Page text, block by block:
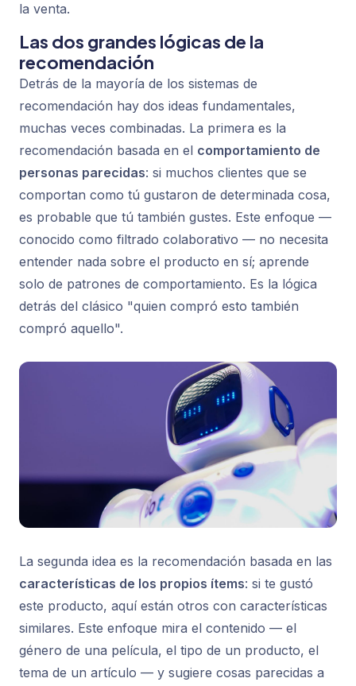
la venta.
Las dos grandes lógicas de la
recomendación
Detrás de la mayoría de los sistemas de
recomendación hay dos ideas fundamentales,
muchas veces combinadas. La primera es la
recomendación basada en el comportamiento de
personas parecidas: si muchos clientes que se
comportan como tú gustaron de determinada cosa,
es probable que tú también gustes. Este enfoque —
conocido como filtrado colaborativo — no necesita
entender nada sobre el producto en sí; aprende
solo de patrones de comportamiento. Es la lógica
detrás del clásico "quien compró esto también
compró aquello".
La segunda idea es la recomendación basada en las
características de los propios ítems: si te gustó
este producto, aquí están otros con características
similares. Este enfoque mira el contenido — el
género de una película, el tipo de un producto, el
tema de un artículo — y sugiere cosas parecidas a